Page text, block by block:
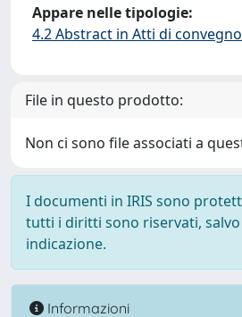
Appare nelle tipologie:
4.2 Abstract in Atti di convegno
File in questo prodotto:
Non ci sono file associati a
I documenti in IRIS sono
tutti i diritti sono riservati, salvo
indicazione.
Informazioni